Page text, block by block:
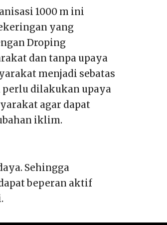
1000 m ini
yang
Droping
dan tanpa upaya
menjadi sebatas
dilakukan upaya
agar dapat
iklim.
Sehingga
beperan aktif